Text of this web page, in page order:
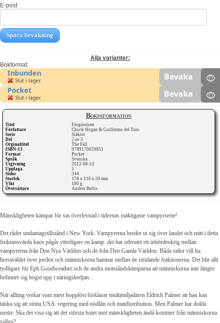
Bokinformation
Titel
Förgörelsen
Författare
Chuck Hogan & Guillermo del Toro
Serie
Släktet
Del
2 av 3
Orginaltitel
The Fall
ISBN-13
9789170029851
Format
Pocket
Språk
Svenska
Utgivning
2012-08-13
Upplaga
1
Sidor
344
Storlek
178 x 110 x 20 mm
Vikt
180 g
Översättare
Anders Bellis
E-post
Spara bevakning
Alla varianter:
Bokformat:
Inbunden
Slut i lager. Bevaka
Pocket
Slut i lager. Bevaka
Mänskligheten kämpar för sin överlevnad i tidernas mäktigaste vampyrserie!
Det råder undantagstillstånd i New York. Vampyrerna breder ut sig över landet och mitt i detta
fruktansvärda kaos pågår ytterligare en kamp: det har utbrutet ett inbördeskrig mellan
vampyrerna från Den Nya Världen och de från Den Gamla Världen. Båda sidor vill ha
herraväldet över jorden och människorna hamnar mellan de stridande fraktionerna. Det blir allt
tydligare för Eph Goodweather och de andra motståndskämparna att människorna inte längre
befinner sig högst upp i näringskedjan...
När allting verkar som mest hopplöst förklarar multimiljadären Eldrich Palmer att han kan
tänka sig att stötta USA: regering med nödlån och matdistribution. Men Palmer har dolda
motiv. Ska det visa sig att det största hotet mot mänskligheten ändå kommer från människorna
själva?